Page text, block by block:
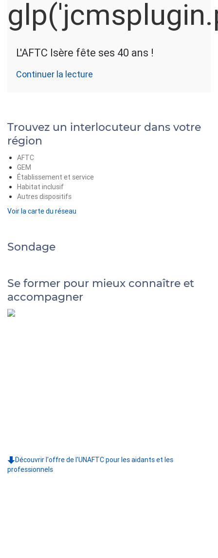
L'AFTC Isère fête ses 40 ans !
Continuer la lecture
Trouvez un interlocuteur dans votre
région
AFTC
GEM
Établissement et service
Habitat inclusif
Autres dispositifs
Voir la carte du réseau
Sondage
Se former pour mieux connaître et
accompagner
Découvrir l'offre de l'UNAFTC pour les aidants et les
professionnels